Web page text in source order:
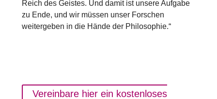
Reich des Geistes. Und damit ist unsere Aufgabe
zu Ende, und wir müssen unser Forschen
weitergeben in die Hände der Philosophie.“
Vereinbare hier ein kostenloses